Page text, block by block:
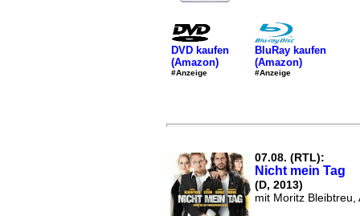
DVD kaufen
(Amazon)
#Anzeige
BluRay kaufen
(Amazon)
#Anzeige
07.08. (RTL):
Nicht mein Tag
(D, 2013)
mit Moritz Bleibtreu,